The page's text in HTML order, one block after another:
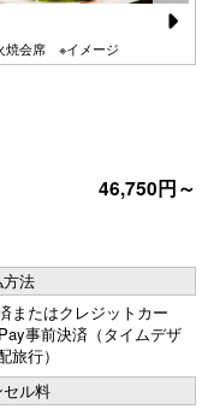
焼会席 ※イメージ
46,750円～
法
またはクレジットカー
事前決済（タイムデザ
旅行）
ル料